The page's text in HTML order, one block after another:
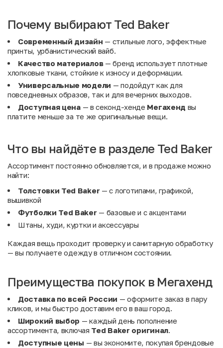
Почему выбирают Ted Baker
Современный дизайн — стильные лого, эффектные
принты, урбанистический вайб.
Качество материалов— бренд использует плотные
хлопковые ткани, стойкие к износу и деформации.
Универсальные модели — подойдут как для
повседневных образов, так и для вечерних выходов.
Доступная цена— в секонд-хенде Мегахенд вы
платите меньше за те же оригинальные вещи.
Что вы найдёте в разделе Ted Baker
Ассортимент постоянно обновляется, и в продаже можно
найти:
Толстовки Ted Baker — с логотипами, графикой,
вышивкой
Футболки Ted Baker — базовые и с акцентами
Штаны, худи, куртки и аксессуары
Каждая вещь проходит проверку и санитарную обработку
— вы получаете одежду в отличном состоянии.
Преимущества покупок в Мегахенд
Доставка по всей России — оформите заказ в пару
кликов, и мы быстро доставим его в ваш город.
Широкий выбор — каждый день пополнение
ассортимента, включая Ted Baker оригинал.
Доступные цены — вы экономите, покупая брендовые